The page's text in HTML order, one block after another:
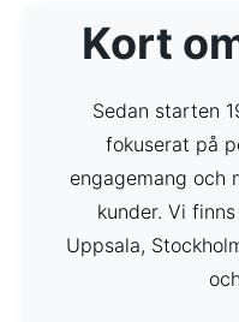
Kort
Sedan starten
fokuserat på
engagemang och
kunder. Vi
Uppsala,